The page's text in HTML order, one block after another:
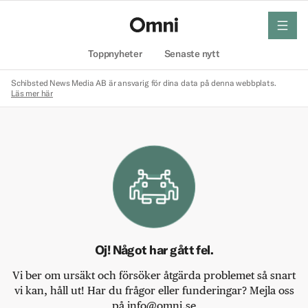
Toppnyheter Senaste nytt
meny
Schibsted News Media AB är ansvarig för dina data på denna webbplats.
Läs mer här
Oj! Något har gått fel.
Vi ber om ursäkt och försöker åtgärda problemet så snart
vi kan, håll ut! Har du frågor eller funderingar? Mejla oss